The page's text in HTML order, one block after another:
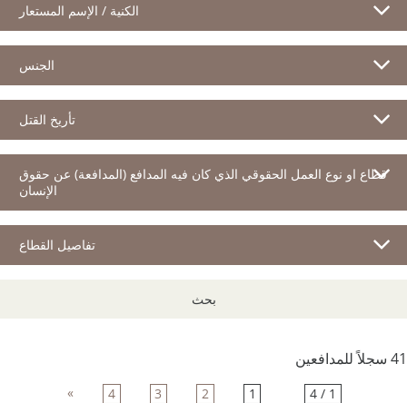
الكنية / الإسم المستعار
الجنس
تأريخ القتل
قطاع او نوع العمل الحقوقي الذي كان فيه المدافع (المدافعة) عن حقوق
الإنسان
تفاصيل القطاع
بحث
41 سجلاً للمدافعين
1 / 4
1
2
3
4
»